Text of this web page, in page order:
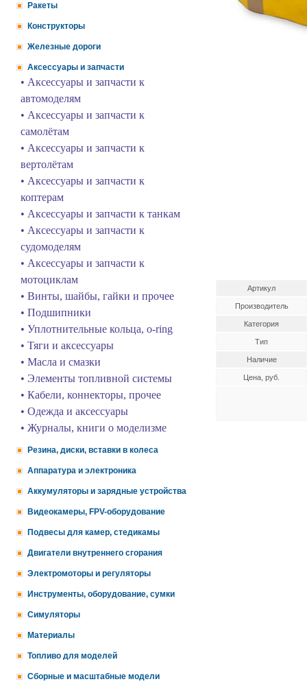
Ракеты
Конструкторы
Железные дороги
Аксессуары и запчасти
• Аксессуары и запчасти к
автомоделям
• Аксессуары и запчасти к
самолётам
• Аксессуары и запчасти к
вертолётам
• Аксессуары и запчасти к
коптерам
• Аксессуары и запчасти к танкам
• Аксессуары и запчасти к
судомоделям
• Аксессуары и запчасти к
мотоциклам
• Винты, шайбы, гайки и прочее
• Подшипники
• Уплотнительные кольца, o-ring
• Тяги и аксессуары
• Масла и смазки
• Элементы топливной системы
• Кабели, коннекторы, прочее
• Одежда и аксессуары
• Журналы, книги о моделизме
Резина, диски, вставки в колеса
Аппаратура и электроника
Аккумуляторы и зарядные устройства
Видеокамеры, FPV-оборудование
Подвесы для камер, стедикамы
Двигатели внутреннего сгорания
Электромоторы и регуляторы
Инструменты, оборудование, сумки
Симуляторы
Материалы
Топливо для моделей
Сборные и масштабные модели
Артикул
Производитель
Категория
Тип
Наличие
Цена, руб.